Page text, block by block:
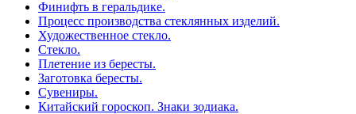
Финифть в геральдике.
Процесс производства стеклянных изделий.
Художественное стекло.
Стекло.
Плетение из бересты.
Заготовка бересты.
Сувениры.
Китайский гороскоп. Знаки зодиака.